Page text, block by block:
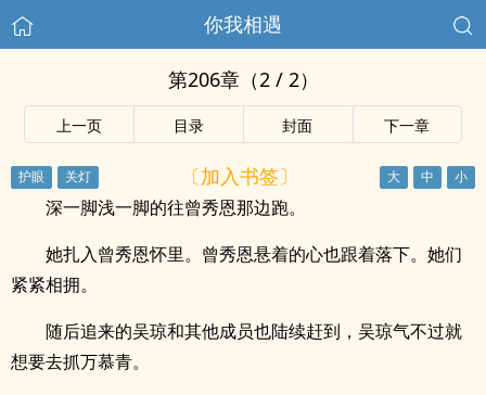
你我相遇
第206章（2 / 2）
上一页 目录 封面 下一章
〔加入书签〕
深一脚浅一脚的往曾秀恩那边跑。
她扎入曾秀恩怀里。曾秀恩悬着的心也跟着落下。她们
紧紧相拥。
随后追来的吴琼和其他成员也陆续赶到，吴琼气不过就
想要去抓万慕青。